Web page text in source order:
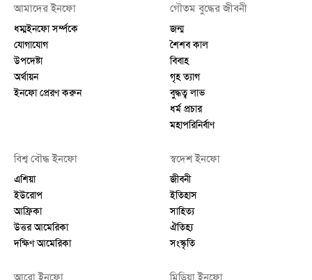
আমাদের ইনফো
ধম্মইনফো সর্ম্পকে
যোগাযোগ
উপদেষ্টা
অর্থায়ন
ইনফো প্রেরণ করুন
গৌতম বুদ্ধের জীবনী
জন্ম
শৈশব কাল
বিবাহ
গৃহ ত্যাগ
বুদ্ধত্ব লাভ
ধর্ম প্রচার
মহাপরিনির্বাণ
বিশ্ব বৌদ্ধ ইনফো
এশিয়া
ইউরোপ
আফ্রিকা
উত্তর আমেরিকা
দক্ষিণ আমেরিকা
স্বদেশ ইনফো
জীবনী
ইতিহাস
সাহিত্য
ঐতিহ্য
সংস্কৃতি
আরো ইনফো মিডিয়া ইনফো